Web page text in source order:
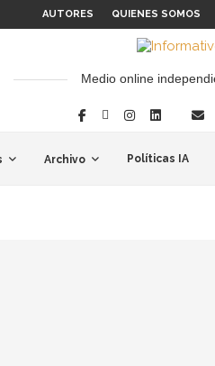
AUTORES QUIENES SOMOS
Medio online
Archivo Políticas IA